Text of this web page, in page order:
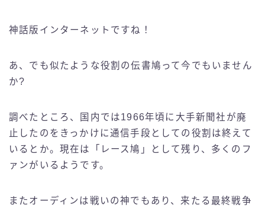
神話版インターネットですね！
あ、でも似たような役割の伝書鳩って今でもいません
か?
調べたところ、国内では1966年頃に大手新聞社が廃
止したのをきっかけに通信手段としての役割は終えて
いるとか。現在は「レース鳩」として残り、多くのフ
ァンがいるようです。
またオーディンは戦いの神でもあり、来たる最終戦争